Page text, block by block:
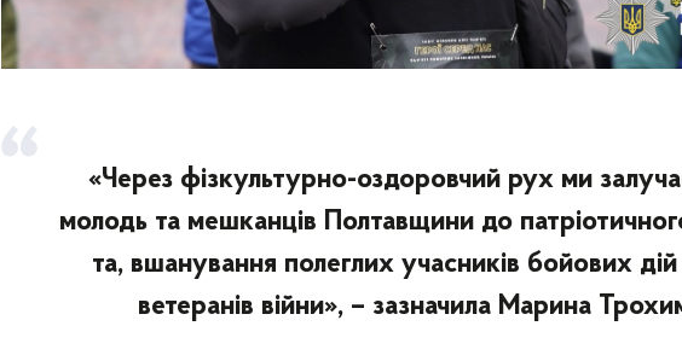
«Через фізкультурно-оздоровчий рух ми
молодь та мешканців Полтавщини до
та, вшанування полеглих учасників бойових
ветеранів війни», – зазначила Марина